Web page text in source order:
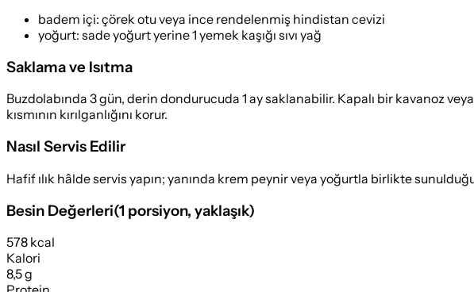
badem içi: çörek otu veya ince rendelenmiş hindistan cevizi
yoğurt: sade yoğurt yerine 1 yemek kaşığı sıvı yağ
Saklama ve Isıtma
Buzdolabında 3 gün, derin dondurucuda 1 ay saklanabilir. Kapalı bir kavanoz veya
kısmının kırılganlığını korur.
Nasıl Servis Edilir
Hafif ılık hâlde servis yapın; yanında krem peynir veya yoğurtla birlikte
Besin Değerleri(1 porsiyon, yaklaşık)
578 kcal
Kalori
8,5 g